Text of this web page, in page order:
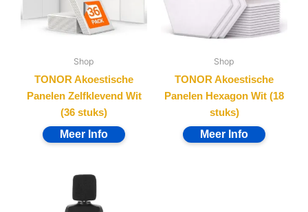
Shop
TONOR Akoestische
Panelen Zelfklevend Wit
(36 stuks)
Shop
TONOR Akoestische
Panelen Hexagon Wit (18
stuks)